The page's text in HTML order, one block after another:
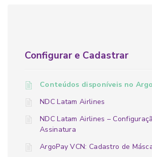
Configurar e Cadastrar
Conteúdos disponíveis no
NDC Latam Airlines
NDC Latam Airlines –
Assinatura
ArgoPay VCN: Cadastro de